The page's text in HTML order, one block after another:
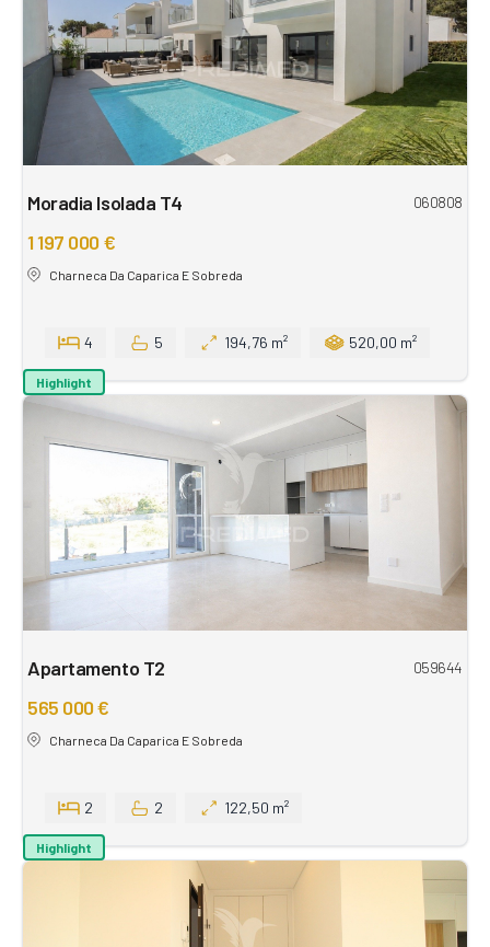
Moradia Isolada T4 060808
1 197 000 €
Charneca Da Caparica E Sobreda
4 5 194,76 m² 520,00 m²
Highlight
Apartamento T2 059644
565 000 €
Charneca Da Caparica E Sobreda
2 2 122,50 m²
Highlight